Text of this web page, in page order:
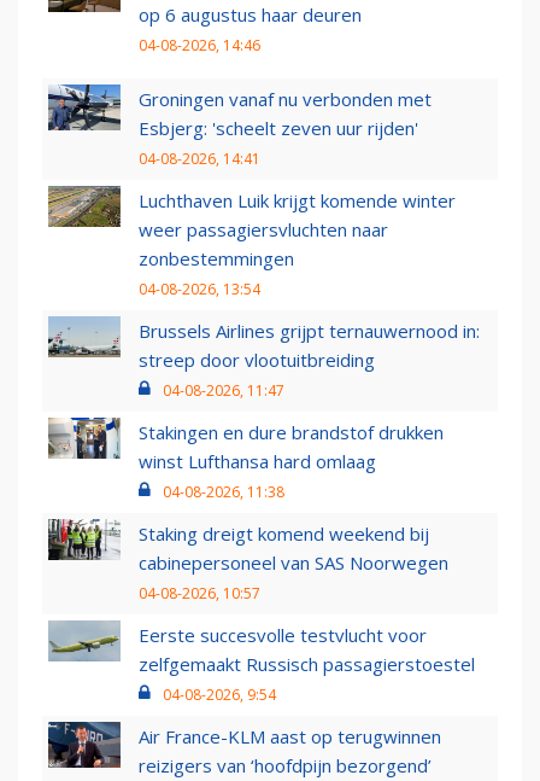
op 6 augustus haar deuren
04-08-2026, 14:46
Groningen vanaf nu verbonden met
Esbjerg: 'scheelt zeven uur rijden'
04-08-2026, 14:41
Luchthaven Luik krijgt komende winter
weer passagiersvluchten naar
zonbestemmingen
04-08-2026, 13:54
Brussels Airlines grijpt ternauwernood in:
streep door vlootuitbreiding
04-08-2026, 11:47
Stakingen en dure brandstof drukken
winst Lufthansa hard omlaag
04-08-2026, 11:38
Staking dreigt komend weekend bij
cabinepersoneel van SAS Noorwegen
04-08-2026, 10:57
Eerste succesvolle testvlucht voor
zelfgemaakt Russisch passagierstoestel
04-08-2026, 9:54
Air France-KLM aast op terugwinnen
reizigers van ‘hoofdpijn bezorgend’